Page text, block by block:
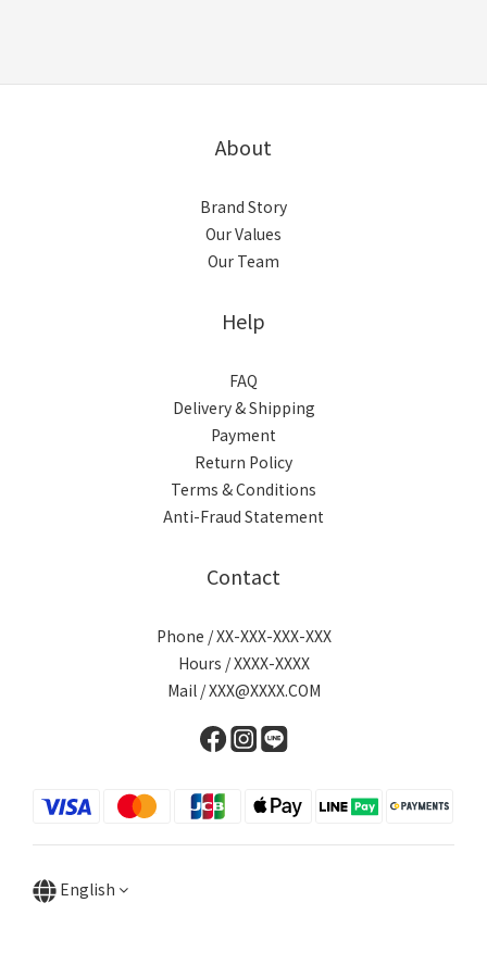
About
Brand Story
Our Values
Our Team
Help
FAQ
Delivery & Shipping
Payment
Return Policy
Terms & Conditions
Anti-Fraud Statement
Contact
Phone / XX-XXX-XXX-XXX
Hours / XXXX-XXXX
Mail / XXX@XXXX.COM
English